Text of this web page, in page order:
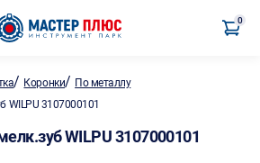
0
/ Коронки/ По металлу
WILPU 3107000101
WILPU 3107000101